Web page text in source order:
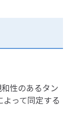
性のあるタン
って同定する